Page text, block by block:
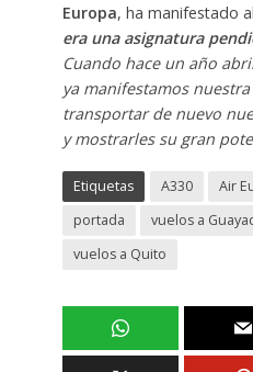
Europa, ha manifestado
era una asignatura
Cuando hace un año
ya manifestamos
transportar de nuevo
y mostrarles su gran
Etiquetas A330 Air
portada
vuelos a
vuelos a Quito